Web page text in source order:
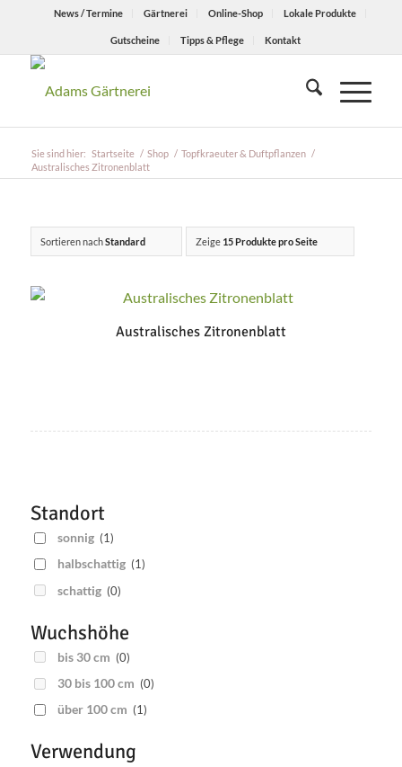
News / Termine Gärtnerei Online-Shop Lokale Produkte
Gutscheine Tipps & Pflege Kontakt
Sie sind hier: Startseite / Shop / Topfkraeuter & Duftpflanzen /
Australisches Zitronenblatt
Sortieren nachStandard Zeige 15 Produkte pro Seite
Australisches Zitronenblatt
Standort
sonnig (1)
halbschattig (1)
schattig (0)
Wuchshöhe
bis 30 cm (0)
30 bis 100 cm (0)
über 100 cm (1)
Verwendung